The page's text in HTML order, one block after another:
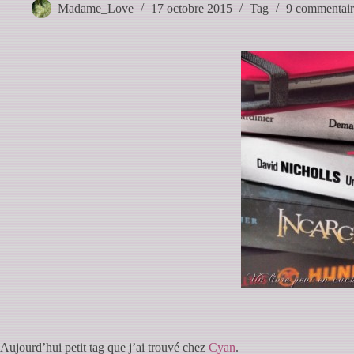
Madame_Love 17 octobre 2015 Tag 9
Aujourd’hui petit tag que j’ai trouvé chez Cyan.